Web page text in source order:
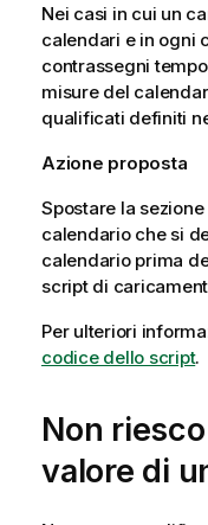
Nei casi in cui un
calendari e in ogni
contrassegni
misure del
qualificati definiti
Azione proposta
Spostare la
calendario che si
calendario prima
script di
Per ulteriori
codice dello script.
Non
valore di